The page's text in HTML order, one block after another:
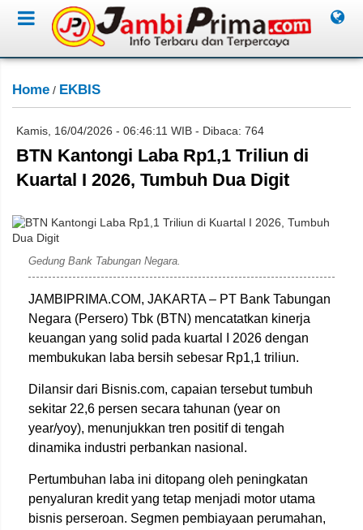
Home / EKBIS
Kamis, 16/04/2026 - 06:46:11 WIB - Dibaca: 764
BTN Kantongi Laba Rp1,1 Triliun di
Kuartal I 2026, Tumbuh Dua Digit
Gedung Bank Tabungan Negara.
JAMBIPRIMA.COM, JAKARTA – PT Bank Tabungan
Negara (Persero) Tbk (BTN) mencatatkan kinerja
keuangan yang solid pada kuartal I 2026 dengan
membukukan laba bersih sebesar Rp1,1 triliun.
Dilansir dari Bisnis.com, capaian tersebut tumbuh
sekitar 22,6 persen secara tahunan (year on
year/yoy), menunjukkan tren positif di tengah
dinamika industri perbankan nasional.
Pertumbuhan laba ini ditopang oleh peningkatan
penyaluran kredit yang tetap menjadi motor utama
bisnis perseroan. Segmen pembiayaan perumahan,